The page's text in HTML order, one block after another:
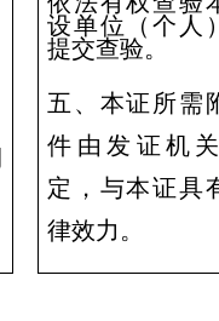
设单位（个人
提交查验。
五、 本证所需
件由发证机
定，与本证具
律效力。